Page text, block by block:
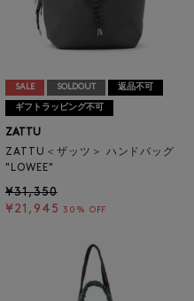
SALE SOLDOUT 返品不可
ギフトラッピング不可
ZATTU
ZATTU＜ザッツ＞ ハンドバッグ
"LOWEE"
¥31,350
¥21,945 30% OFF